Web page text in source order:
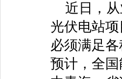
近日，
光伏电站
必须满足
预计，全